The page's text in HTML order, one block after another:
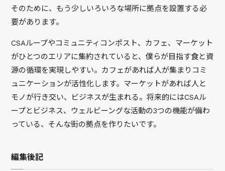
そのために、もう少しいろいろな場所に拠点を設置する必
要があります。
CSAループやコミュニティコンポスト、カフェ、マーケット
がひとつのエリアに集約されていると、僕らが目指す食と資
源の循環を実現しやすい。カフェがあれば人が集まりコミ
ュニケーションが活性化します。マーケットがあれば人と
モノが行き交い、ビジネスが生まれる。将来的にはCSAル
ープとビジネス、ウェルビーングな活動の3つの機能が備わ
っている、そんな街の拠点を作りたいです。
編集後記